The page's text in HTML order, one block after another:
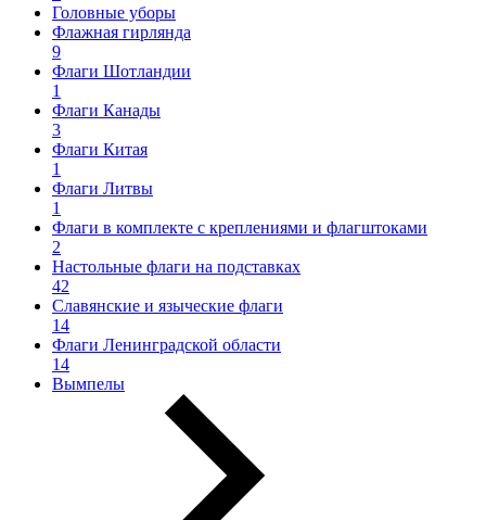
Головные уборы
Флажная гирлянда
9
Флаги Шотландии
1
Флаги Канады
3
Флаги Китая
1
Флаги Литвы
1
Флаги в комплекте с креплениями и флагштоками
2
Настольные флаги на подставках
42
Славянские и языческие флаги
14
Флаги Ленинградской области
14
Вымпелы